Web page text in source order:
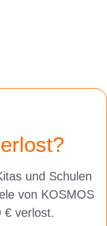
und Schulen
von KOSMOS
€ verlost.